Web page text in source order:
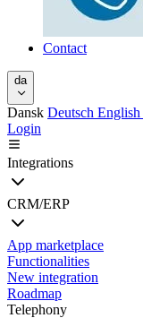
Contact
da
Dansk Deutsch English
Login
Integrations
CRM/ERP
App marketplace
Functionalities
New integration
Roadmap
Telephony